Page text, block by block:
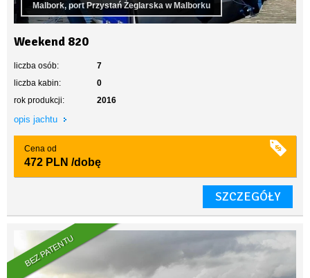
Malbork, port Przystań Żeglarska w Malborku
Weekend 820
liczba osób:
7
liczba kabin:
0
rok produkcji:
2016
opis jachtu
Cena od
472 PLN /dobę
SZCZEGÓŁY
BEZ PATENTU